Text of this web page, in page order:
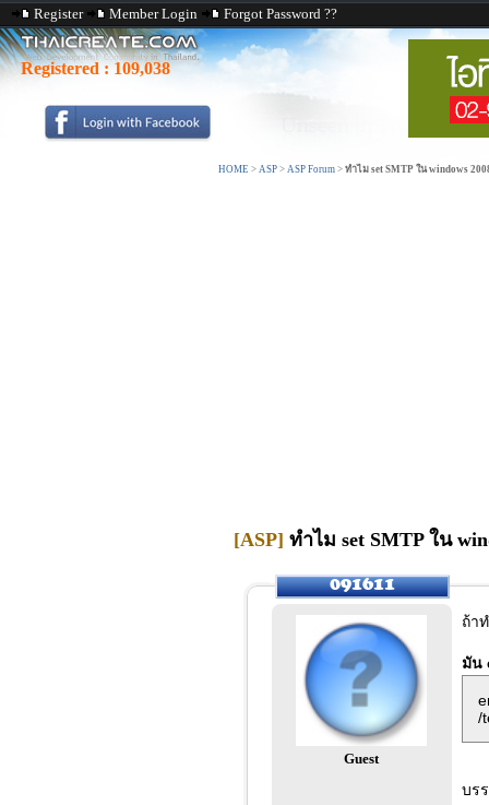
Register Member Login Forgot Password ??
Registered : 109,038
HOME > ASP > ASP Forum > ทำไม set SMTP ใน windows
[ASP] ทำไม set SMTP ใน
Guest
ถ้า
มัน
/
บร